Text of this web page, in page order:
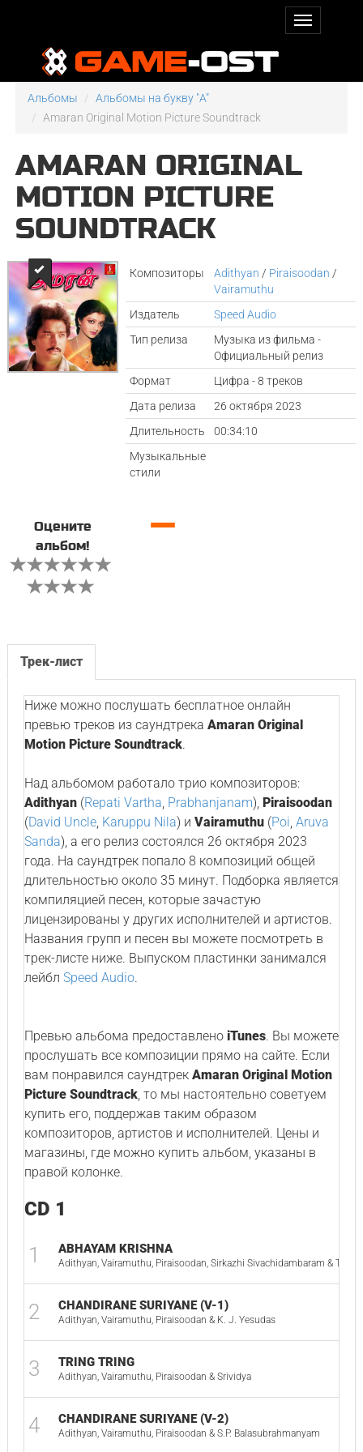
Альбомы
Альбомы на букву "A"
Amaran Original Motion Picture Soundtrack
AMARAN ORIGINAL
MOTION PICTURE
SOUNDTRACK
Композиторы Adithyan / Piraisoodan /
Vairamuthu
Издатель
Speed Audio
Тип релиза
Музыка из фильма -
Официальный релиз
Формат
Цифра - 8 треков
Дата релиза
26 октября 2023
Длительность
00:34:10
Музыкальные
стили
Оцените
альбом!
—
Трек-лист
Ниже можно послушать бесплатное онлайн
превью треков из саундтрека Amaran Original
Motion Picture Soundtrack.
Над альбомом работало трио композиторов:
Adithyan(Repati Vartha, Prabhanjanam), Piraisoodan
(David Uncle, Karuppu Nila) и Vairamuthu(Poi, Aruva
Sanda), а его релиз состоялся 26 октября 2023
года. На саундтрек попало 8 композиций общей
длительностью около 35 минут. Подборка является
компиляцией песен, которые зачастую
лицензированы у других исполнителей и артистов.
Названия групп и песен вы можете посмотреть в
трек-листе ниже. Выпуском пластинки занимался
лейбл Speed Audio.
Превью альбома предоставлено iTunes. Вы можете
прослушать все композиции прямо на сайте. Если
вам понравился саундтрек Amaran Original Motion
Picture Soundtrack, то мы настоятельно советуем
купить его, поддержав таким образом
композиторов, артистов и исполнителей. Цены и
магазины, где можно купить альбом, указаны в
правой колонке.
CD 1
1 ABHAYAM KRISHNA
Adithyan, Vairamuthu, Piraisoodan, Sirkazhi Sivachidambaram &
2 CHANDIRANE SURIYANE (V-1)
Adithyan, Vairamuthu, Piraisoodan & K. J. Yesudas
3 TRING TRING
Adithyan, Vairamuthu, Piraisoodan & Srividya
4 CHANDIRANE SURIYANE (V-2)
Adithyan, Vairamuthu, Piraisoodan & S.P. Balasubrahmanyam